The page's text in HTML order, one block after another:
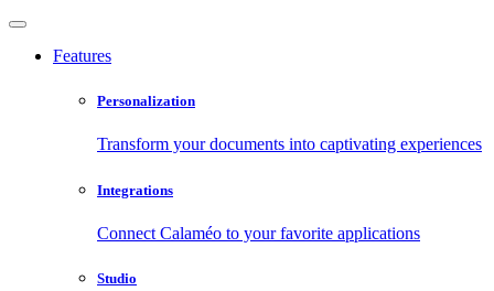
Features
Personalization
Transform your documents into captivating experiences
Integrations
Connect Calaméo to your favorite applications
Studio